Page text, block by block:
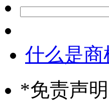
什么是商
*免责声